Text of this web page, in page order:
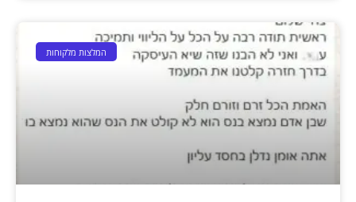
המלצות מלקוחות